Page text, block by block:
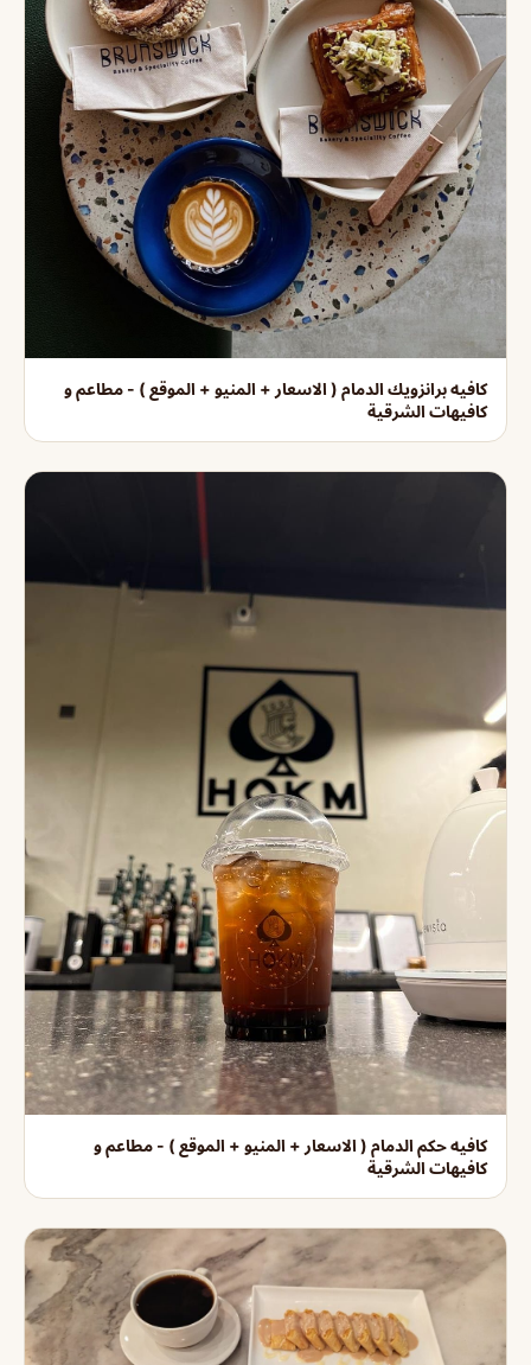
كافيه برانزويك الدمام ( الاسعار + المنيو + الموقع ) - مطاعم و
كافيهات الشرقية
كافيه حكم الدمام ( الاسعار + المنيو + الموقع ) - مطاعم و
كافيهات الشرقية